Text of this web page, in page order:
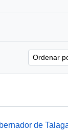
Ordenar
de